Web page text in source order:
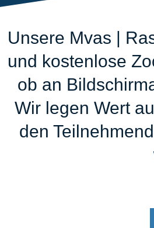
Unsere Mvas |
und kostenlose
ob an
Wir legen Wert
den